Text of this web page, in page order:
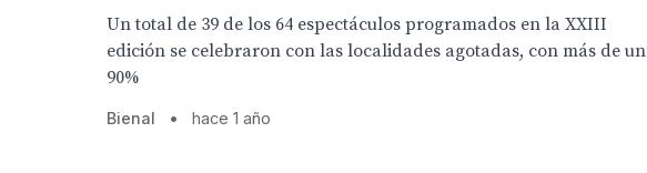
Un total de 39 de los 64 espectáculos programados en la XXIII
edición se celebraron con las localidades agotadas, con más de un
90%
Bienal • hace 1 año